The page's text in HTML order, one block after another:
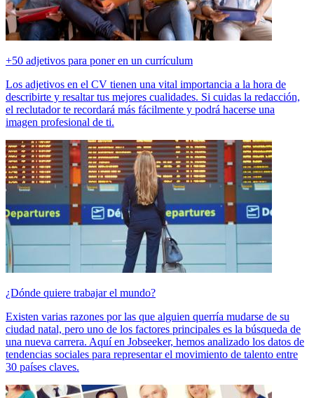
+50 adjetivos para poner en un currículum
Los adjetivos en el CV tienen una vital importancia a la hora de
describirte y resaltar tus mejores cualidades. Si cuidas la redacción,
el reclutador te recordará más fácilmente y podrá hacerse una
imagen profesional de ti.
¿Dónde quiere trabajar el mundo?
Existen varias razones por las que alguien querría mudarse de su
ciudad natal, pero uno de los factores principales es la búsqueda de
una nueva carrera. Aquí en Jobseeker, hemos analizado los datos de
tendencias sociales para representar el movimiento de talento entre
30 países claves.